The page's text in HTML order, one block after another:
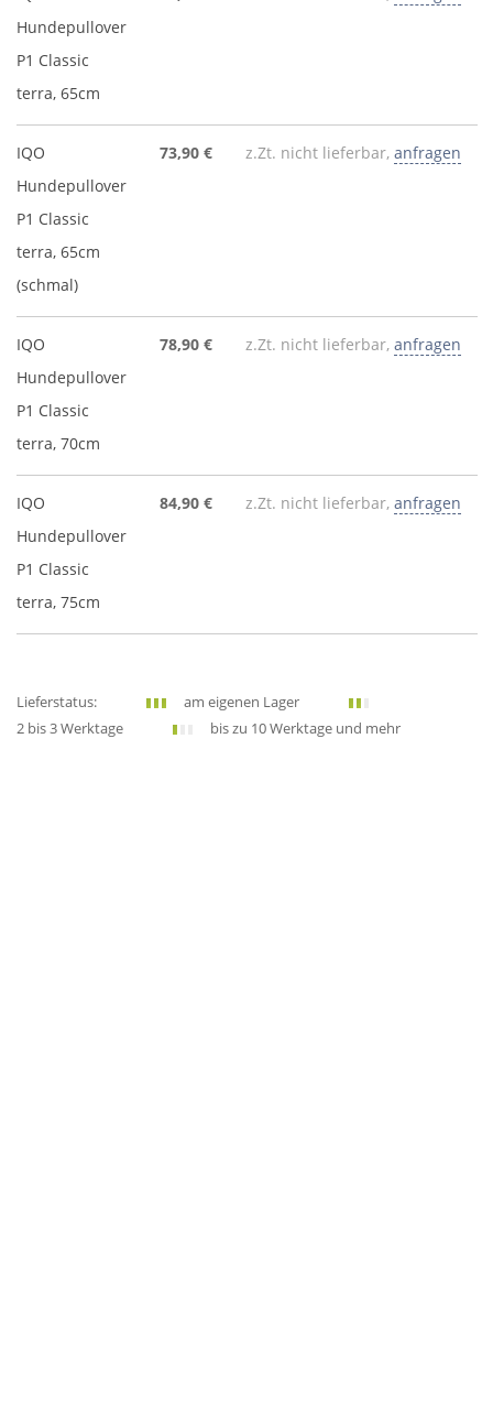
Hundepullover
P1 Classic
terra, 65cm
IQO
Hundepullover
P1 Classic
terra, 65cm
(schmal)
73,90 € z.Zt. nicht lieferbar, anfragen
IQO
Hundepullover
P1 Classic
terra, 70cm
78,90 € z.Zt. nicht lieferbar, anfragen
IQO
Hundepullover
P1 Classic
terra, 75cm
84,90 € z.Zt. nicht lieferbar, anfragen
Lieferstatus:
am eigenen Lager
2 bis 3 Werktage
bis zu 10 Werktage und mehr